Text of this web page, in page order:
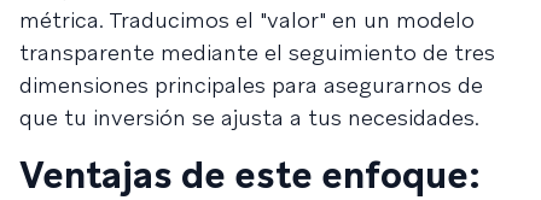
métrica. Traducimos el "valor" en un modelo
transparente mediante el seguimiento de tres
dimensiones principales para asegurarnos de
que tu inversión se ajusta a tus necesidades.
Ventajas de este enfoque: